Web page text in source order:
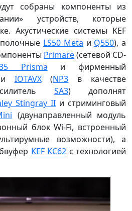
собраны компоненты из
устройств, которые
Акустические системы KEF
LS50 Meta и Q550), а
Primare(сетевой CD-
Prisma и фирменный
IOTAVX(NP3 в качестве
SA3) дополнят
Stingray II и стриминговый
(двунаправленный модуль
блок Wi-Fi, встроенный
возможности), а
KEF KC62 с технологией